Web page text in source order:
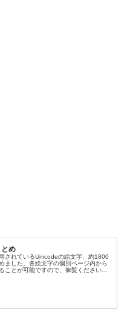
め
されているUnicodeの絵文字、約1800
ました。各絵文字の個別ページ内から
ことが可能ですので、御覧ください。